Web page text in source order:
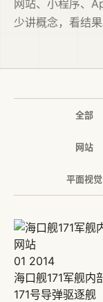
网站、小程序、
少讲概念，看结果
全部
网站
平面视觉
网站
01 2014
海口舰171军舰内
171号导弹驱逐舰